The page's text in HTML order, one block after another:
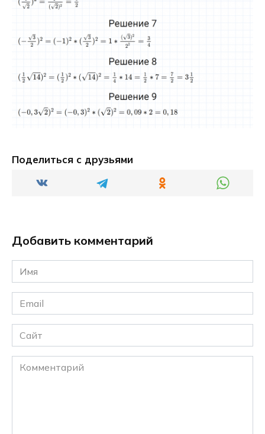
Поделиться с друзьями
Добавить комментарий
Имя
*
Email
*
Сайт
Комментарий